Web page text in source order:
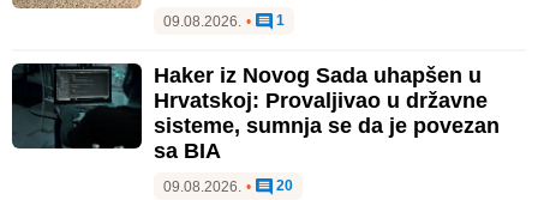
09.08.2026. • 1
Haker iz Novog Sada uhapšen u
Hrvatskoj: Provaljivao u državne
sisteme, sumnja se da je povezan
sa BIA
09.08.2026. • 20